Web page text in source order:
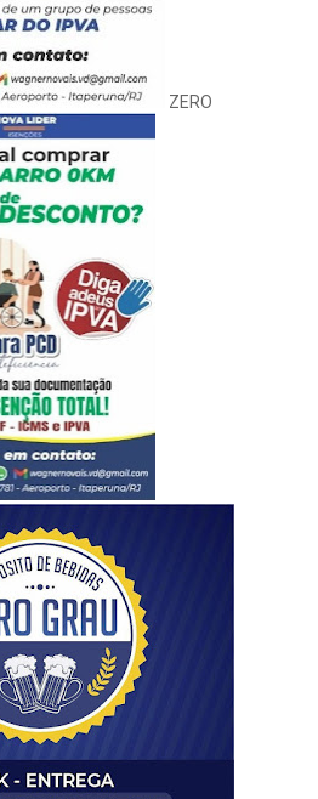
ZERO